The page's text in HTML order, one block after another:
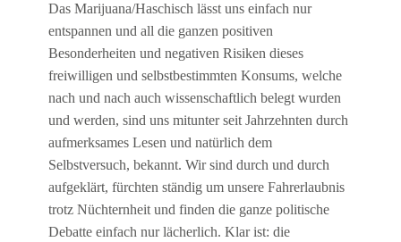
Das Marijuana/Haschisch lässt uns einfach nur
entspannen und all die ganzen positiven
Besonderheiten und negativen Risiken dieses
freiwilligen und selbstbestimmten Konsums, welche
nach und nach auch wissenschaftlich belegt wurden
und werden, sind uns mitunter seit Jahrzehnten durch
aufmerksames Lesen und natürlich dem
Selbstversuch, bekannt. Wir sind durch und durch
aufgeklärt, fürchten ständig um unsere Fahrerlaubnis
trotz Nüchternheit und finden die ganze politische
Debatte einfach nur lächerlich. Klar ist: die